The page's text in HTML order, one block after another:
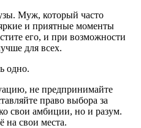
Муж, который часто
и приятные моменты
его, и при возможности
для всех.
одно.
не предпринимайте
право выбора за
свои амбиции, но и разум.
на свои места.